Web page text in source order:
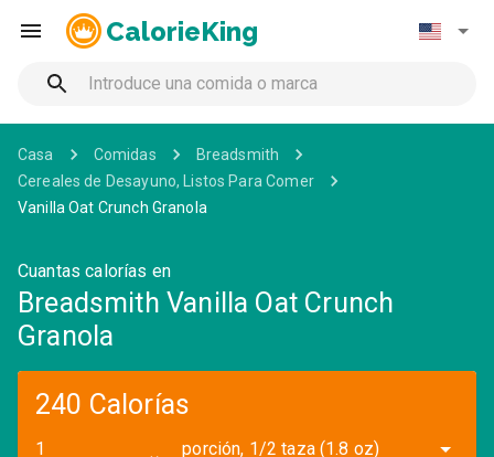
CalorieKing
Casa Comidas
Breadsmith
Cereales de Desayuno, Listos Para Comer
Vanilla Oat Crunch Granola
Cuantas calorías en
Breadsmith Vanilla Oat Crunch
Granola
240 Calorías
porción, 1/2 taza (1.8 oz)